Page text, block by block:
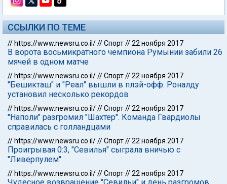
ССЫЛКИ ПО ТЕМЕ
// https://www.newsru.co.il///Спорт//22 ноября 2017
В ворота восьмикратного чемпиона Румынии забили 26
мячей в одном матче
// https://www.newsru.co.il///Спорт//22 ноября 2017
"Бешикташ" и "Реал" вышли в плэй-офф. Роналду
установил несколько рекордов
// https://www.newsru.co.il///Спорт//22 ноября 2017
"Наполи" разгромил "Шахтер". Команда Гвардиолы
справилась с голландцами
// https://www.newsru.co.il///Спорт//22 ноября 2017
Проигрывая 0:3, "Севилья" сыграла вничью с
"Ливерпулем"
// https://www.newsru.co.il///Спорт//22 ноября 2017